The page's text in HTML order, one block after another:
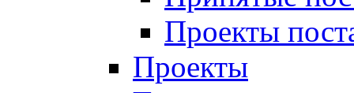
Проекты
Проекты